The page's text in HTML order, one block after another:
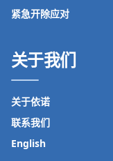
紧急开除应对
关于我们
关于依诺
联系我们
English